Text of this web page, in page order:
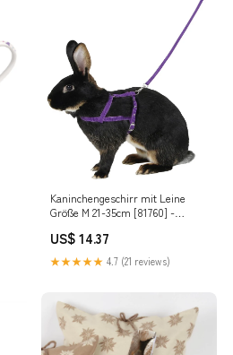
Kaninchengeschirr mit Leine
Größe M 21-35cm [81760] -
US$ 14.37
★★★★★ 4.7 (21 reviews)